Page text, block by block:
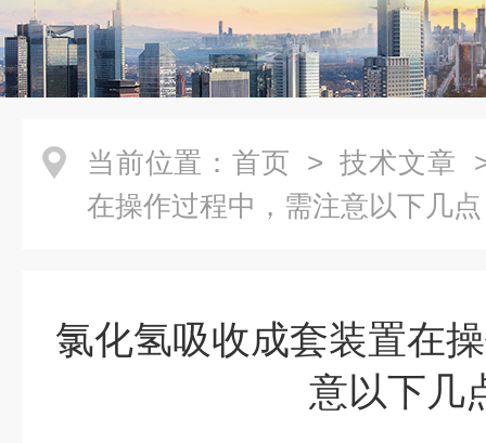
当前位置： 首页 > 技术文章
在操作过程中，需注意以下几点
氯化氢吸收成套装置在
意以下几